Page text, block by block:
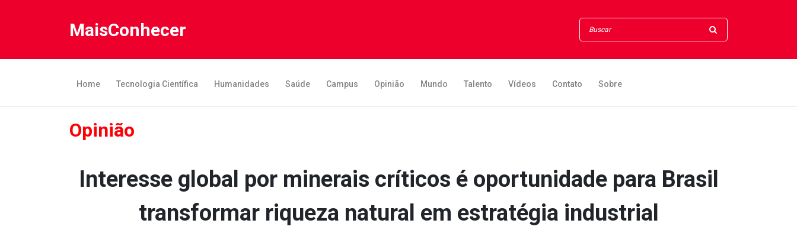
MaisConhecer
Home Tecnologia Científica Humanidades Saúde Campus Opinião Mundo Talento Vídeos Contato Sobre
Opinião
Interesse global por minerais críticos é oportunidade para Brasil
transformar riqueza natural em estratégia industrial